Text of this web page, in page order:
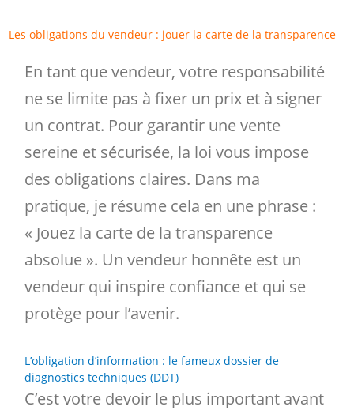
Les obligations du vendeur : jouer la carte de la transparence
En tant que vendeur, votre responsabilité
ne se limite pas à fixer un prix et à signer
un contrat. Pour garantir une vente
sereine et sécurisée, la loi vous impose
des obligations claires. Dans ma
pratique, je résume cela en une phrase :
« Jouez la carte de la transparence
absolue ». Un vendeur honnête est un
vendeur qui inspire confiance et qui se
protège pour l’avenir.
L’obligation d’information : le fameux dossier de
diagnostics techniques (DDT)
C’est votre devoir le plus important avant